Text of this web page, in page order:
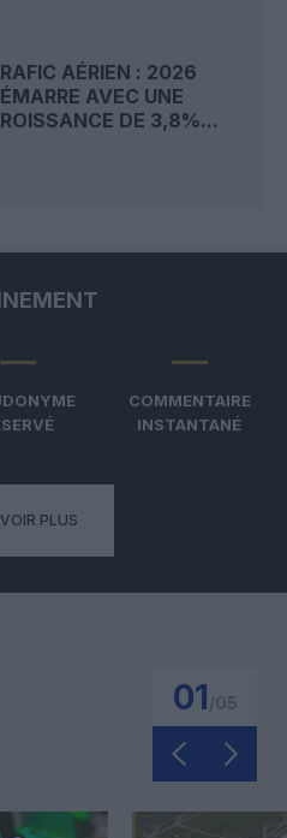
AÉRIEN : 2026
AVEC UNE
DE 3,8%...
COMMENTAIRE
INSTANTANÉ
PLUS
01